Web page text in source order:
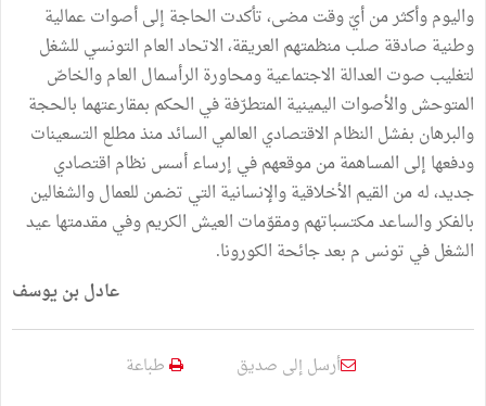
واليوم وأكثر من أيّ وقت مضى، تأكدت الحاجة إلى أصوات عمالية
وطنية صادقة صلب منظمتهم العريقة، الاتحاد العام التونسي للشغل
لتغليب صوت العدالة الاجتماعية ومحاورة الرأسمال العام والخاصّ
المتوحش والأصوات اليمينية المتطرّفة في الحكم بمقارعتهما بالحجة
والبرهان بفشل النظام الاقتصادي العالمي السائد منذ مطلع التسعينات
ودفعها إلى المساهمة من موقعهم في إرساء أسس نظام اقتصادي
جديد، له من القيم الأخلاقية والإنسانية التي تضمن للعمال والشغالين
بالفكر والساعد مكتسباتهم ومقوّمات العيش الكريم وفي مقدمتها عيد
الشغل في تونس م بعد جائحة الكورونا.
عادل بن يوسف
أرسل إلى صديق طباعة